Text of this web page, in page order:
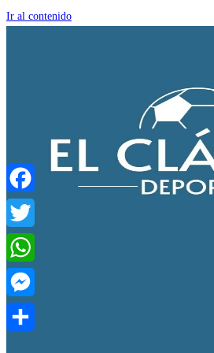
Ir al contenido
Facebook
Twitter
WhatsApp
Messenger